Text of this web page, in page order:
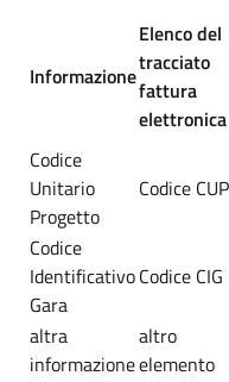
Informazione
Elenco del
tracciato
fattura
elettronica
Codice
Unitario
Progetto
Codice CUP
Codice
Identificativo
Gara
Codice CIG
altra
informazione
altro
elemento